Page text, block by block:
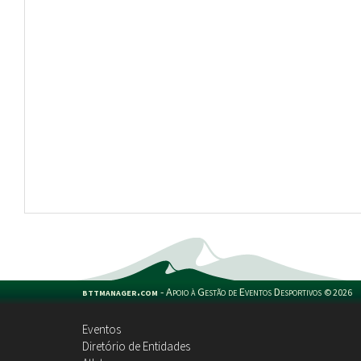
bttmanager.com -Apoio à Gestão de Eventos Desportivos ©2026
Eventos
Diretório de Entidades